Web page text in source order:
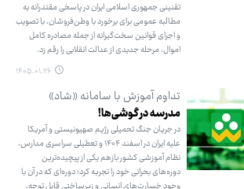
تقنینی جمهوری اسلامی ایران در پاسخی مقتدرانه به
مطالبه عمومی برای برخورد با وطن‌فروشان، با تصویب
و اجرای قوانین سخت‌گیرانه از جمله مصادره کامل
اموال، مرحله جدیدی از عدالت انقلابی را رقم زد.
۱۴۰۵.۰۱.۲۶
تداوم آموزش با سامانه «شاد»
مدرسه در گوشی‌ها!
در جریان جنگ تحمیلی رژیم صهیونیستی و آمریکا
علیه ایران در اسفند ۱۴۰۴ و تعطیلی سراسری مدارس،
نظام آموزشی کشور بازهم یکی از پیچیده‌ترین
دوره‌های بحرانی خود را تجربه کرد؛ دوره‌ای که در آن با
وجود خسارت‌های انسانی و زیرساختی قابل توجه،